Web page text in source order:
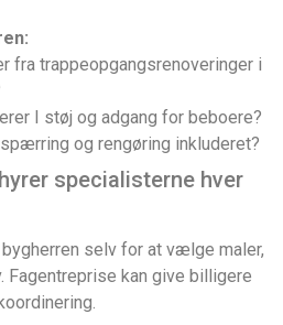
fra trappeopgangsrenoveringer i
I støj og adgang for beboere?
og rengøring inkluderet?
specialisterne hver
selv for at vælge maler,
Fagentreprise kan give billigere